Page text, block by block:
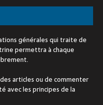
générales qui traite de
permettra à chaque
articles ou de commenter
avec les principes de la